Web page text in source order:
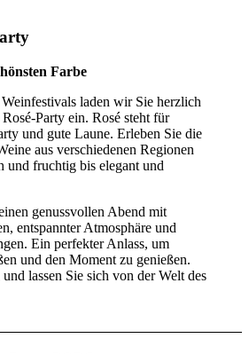
Farbe
laden wir Sie herzlich
Party ein. Rosé steht für
und gute Laune. Erleben Sie die
aus verschiedenen Regionen
und fruchtig bis elegant und
genussvollen Abend mit
entspannter Atmosphäre und
Ein perfekter Anlass, um
und den Moment zu genießen.
lassen Sie sich von der Welt des